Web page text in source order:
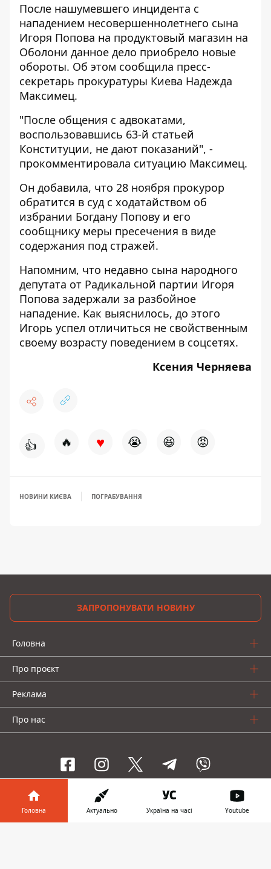
После нашумевшего инцидента с
нападением несовершеннолетнего сына
Игоря Попова на продуктовый магазин на
Оболони данное дело приобрело новые
обороты. Об этом сообщила пресс-
секретарь прокуратуры Киева Надежда
Максимец.
"После общения с адвокатами,
воспользовавшись 63-й статьей
Конституции, не дают показаний", -
прокомментировала ситуацию Максимец.
Он добавила, что 28 ноября прокурор
обратится в суд с ходатайством об
избрании Богдану Попову и его
сообщнику меры пресечения в виде
содержания под стражей.
Напомним, что недавно сына народного
депутата от Радикальной партии Игоря
Попова задержали за разбойное
нападение. Как выяснилось, до этого
Игорь успел отличиться не свойственным
своему возрасту поведением в соцсетях.
Ксения Черняева
👍 🔥 ♥ 😭 😆 😡
НОВИНИ КИЄВА ПОГРАБУВАННЯ
ЗАПРОПОНУВАТИ НОВИНУ
Головна
Про проєкт
Реклама
Про нас
Інформатор проекти
Головна Актуально Україна на часі Youtube